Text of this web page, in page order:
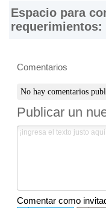
de teléfono y otros
están sujetos a
durante la
Espacio para
requerimientos:
Comentarios
No hay comentarios
Publicar un
Comentar como